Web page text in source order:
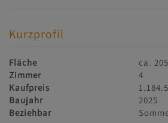
Kurzprofil
Fläche ca.
Zimmer
4
Kaufpreis
Baujahr
2025
Beziehbar